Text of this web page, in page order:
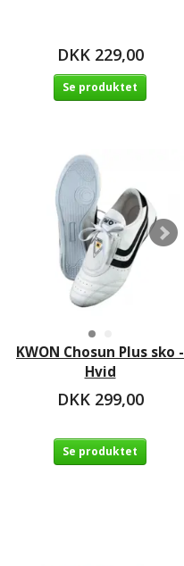
DKK 229,00
Se produktet
KWON Chosun Plus sko -
Hvid
DKK 299,00
Se produktet